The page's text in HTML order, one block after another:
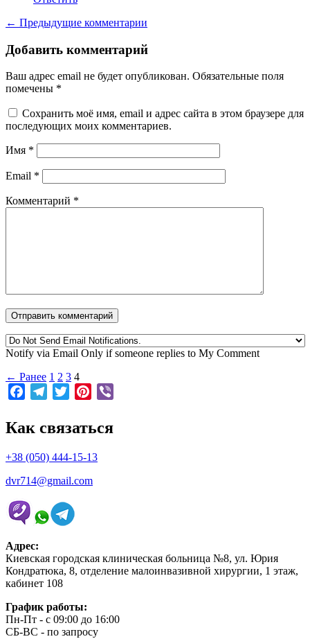
← Предыдущие комментарии
Добавить комментарий
Ваш адрес email не будет опубликован. Обязательные поля
помечены *
Сохранить моё имя, email и адрес сайта в этом браузере для
последующих моих комментариев.
Имя *
Email *
Комментарий *
Notify via Email Only if someone replies to My Comment
← Ранее 1 2 3 4
FacebookTelegramTwitterPinterest
Как связаться
+38 (050) 444-15-13
dvr714@gmail.com
Адрес:
Киевская городская клиническая больница №8, ул. Юрия
Кондратюка, 8, отделение малоинвазивной хирургии, 1 этаж,
кабинет 108
График работы:
Пн-Пт - с 09:00 до 16:00
СБ-ВС - по запросу